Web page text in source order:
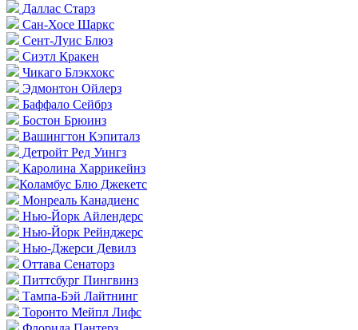
Даллас Старз
Сан-Хосе Шаркс
Сент-Луис Блюз
Сиэтл Кракен
Чикаго Блэкхокс
Эдмонтон Ойлерз
Баффало Сейбрз
Бостон Брюинз
Вашингтон Кэпиталз
Детройт Ред Уингз
Каролина Харрикейнз
Коламбус Блю Джекетс
Монреаль Канадиенс
Нью-Йорк Айлендерс
Нью-Йорк Рейнджерс
Нью-Джерси Девилз
Оттава Сенаторз
Питтсбург Пингвинз
Тампа-Бэй Лайтнинг
Торонто Мейпл Лифс